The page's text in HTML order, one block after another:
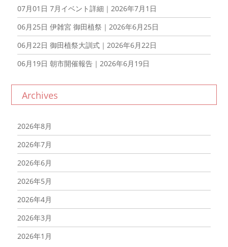
07月01日 7月イベント詳細｜2026年7月1日
06月25日 伊雑宮 御田植祭｜2026年6月25日
06月22日 御田植祭大訓式｜2026年6月22日
06月19日 朝市開催報告｜2026年6月19日
Archives
2026年8月
2026年7月
2026年6月
2026年5月
2026年4月
2026年3月
2026年1月